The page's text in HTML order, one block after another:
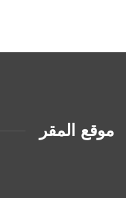
موقع المقر